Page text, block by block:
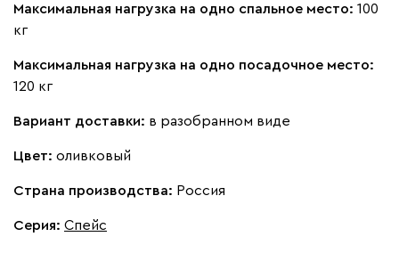
Максимальная нагрузка на одно спальное место: 100
кг
Максимальная нагрузка на одно посадочное место:
120 кг
Вариант доставки: в разобранном виде
Цвет: оливковый
Страна производства: Россия
Серия: Спейс